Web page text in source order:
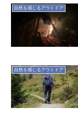
自然を感じるアウトドア
自然を感じるアウトドア